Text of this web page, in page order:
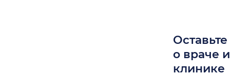
о враче
клинике